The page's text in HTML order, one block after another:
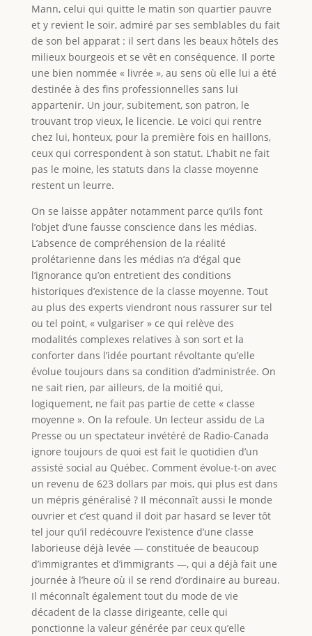
Mann, celui qui quitte le matin son quartier pauvre
et y revient le soir, admiré par ses semblables du fait
de son bel apparat : il sert dans les beaux hôtels des
milieux bourgeois et se vêt en conséquence. Il porte
une bien nommée « livrée », au sens où elle lui a été
destinée à des fins professionnelles sans lui
appartenir. Un jour, subitement, son patron, le
trouvant trop vieux, le licencie. Le voici qui rentre
chez lui, honteux, pour la première fois en haillons,
ceux qui correspondent à son statut. L’habit ne fait
pas le moine, les statuts dans la classe moyenne
restent un leurre.
On se laisse appâter notamment parce qu’ils font
l’objet d’une fausse conscience dans les médias.
L’absence de compréhension de la réalité
prolétarienne dans les médias n’a d’égal que
l’ignorance qu’on entretient des conditions
historiques d’existence de la classe moyenne. Tout
au plus des experts viendront nous rassurer sur tel
ou tel point, « vulgariser » ce qui relève des
modalités complexes relatives à son sort et la
conforter dans l’idée pourtant révoltante qu’elle
évolue toujours dans sa condition d’administrée. On
ne sait rien, par ailleurs, de la moitié qui,
logiquement, ne fait pas partie de cette « classe
moyenne ». On la refoule. Un lecteur assidu de La
Presse ou un spectateur invétéré de Radio-Canada
ignore toujours de quoi est fait le quotidien d’un
assisté social au Québec. Comment évolue-t-on avec
un revenu de 623 dollars par mois, qui plus est dans
un mépris généralisé ? Il méconnaît aussi le monde
ouvrier et c’est quand il doit par hasard se lever tôt
tel jour qu’il redécouvre l’existence d’une classe
laborieuse déjà levée — constituée de beaucoup
d’immigrantes et d’immigrants —, qui a déjà fait une
journée à l’heure où il se rend d’ordinaire au bureau.
Il méconnaît également tout du mode de vie
décadent de la classe dirigeante, celle qui
ponctionne la valeur générée par ceux qu’elle